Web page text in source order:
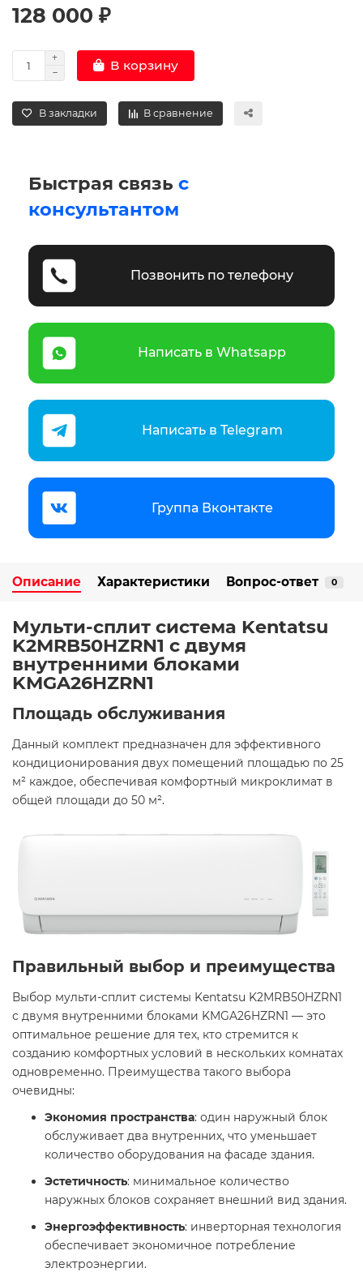
128 000 ₽
В корзину
В закладки В сравнение
Быстрая связь с
консультантом
Позвонить по телефону
Написать в Whatsapp
Написать в Telegram
Группа Вконтакте
Описание Характеристики Вопрос-ответ 0
Мульти-сплит система Kentatsu
K2MRB50HZRN1 с двумя
внутренними блоками
KMGA26HZRN1
Площадь обслуживания
Данный комплект предназначен для эффективного
кондиционирования двух помещений площадью по 25
м² каждое, обеспечивая комфортный микроклимат в
общей площади до 50 м².​
Правильный выбор и преимущества
Выбор мульти-сплит системы Kentatsu K2MRB50HZRN1
с двумя внутренними блоками KMGA26HZRN1 — это
оптимальное решение для тех, кто стремится к
созданию комфортных условий в нескольких комнатах
одновременно. Преимущества такого выбора
очевидны:​
Экономия пространства: один наружный блок
обслуживает два внутренних, что уменьшает
количество оборудования на фасаде здания.​
Эстетичность: минимальное количество
наружных блоков сохраняет внешний вид здания.​
Энергоэффективность: инверторная технология
обеспечивает экономичное потребление
электроэнергии.​